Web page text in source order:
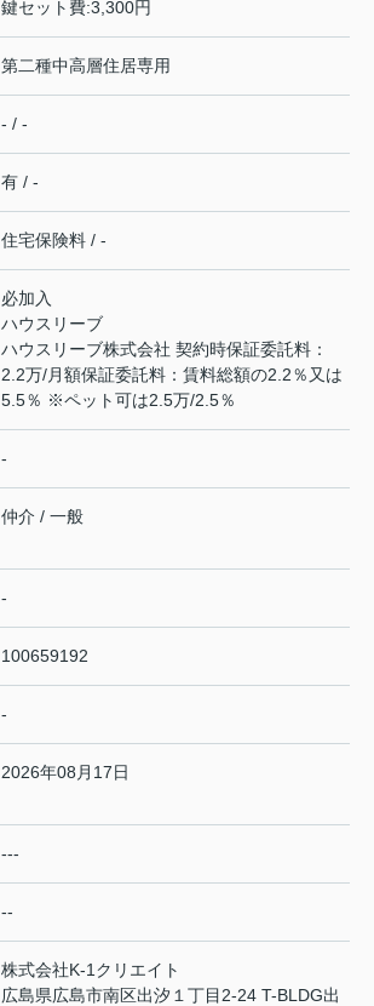
鍵セット費:3,300円
第二種中高層住居専用
- / -
有 / -
住宅保険料 / -
必加入
ハウスリーブ
ハウスリーブ株式会社 契約時保証委託料：
2.2万/月額保証委託料：賃料総額の2.2％又は
5.5％ ※ペット可は2.5万/2.5％
-
仲介 / 一般
-
100659192
-
2026年08月17日
---
--
株式会社K-1クリエイト
広島県広島市南区出汐１丁目2-24 T-BLDG出